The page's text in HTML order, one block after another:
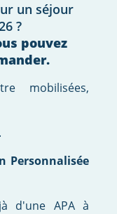
un séjour
?
pouvez
mobilisées,
Personnalisée
d'une APA à